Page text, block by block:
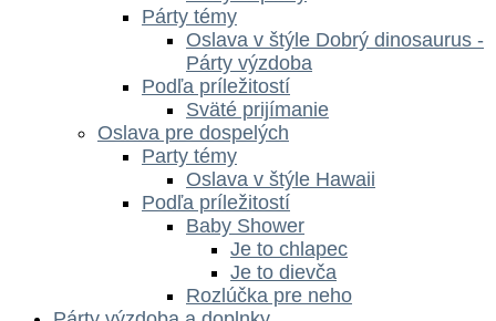
Párty témy
Oslava v štýle Dobrý dinosaurus -
Párty výzdoba
Podľa príležitostí
Sväté prijímanie
Oslava pre dospelých
Party témy
Oslava v štýle Hawaii
Podľa príležitostí
Baby Shower
Je to chlapec
Je to dievča
Rozlúčka pre neho